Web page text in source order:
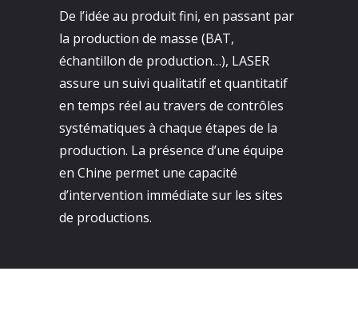
De l’idée au produit fini, en passant par
la production de masse (BAT,
échantillon de production…), LASER
assure un suivi qualitatif et quantitatif
en temps réel au travers de contrôles
systématiques à chaque étapes de la
production. La présence d’une équipe
en Chine permet une capacité
d’intervention immédiate sur les sites
de productions.